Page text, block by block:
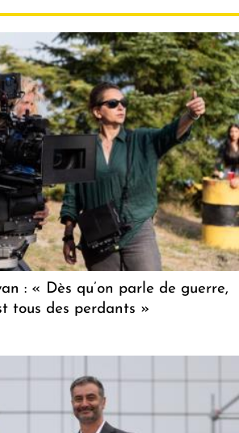
: « Dès qu’on parle de guerre,
tous des perdants »